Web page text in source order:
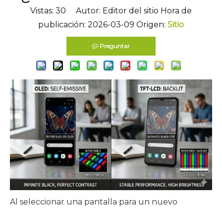
Vistas: 30 Autor: Editor del sitio Hora de
publicación: 2026-03-09 Origen: Sitio
Preguntar
Al seleccionar una pantalla para un nuevo